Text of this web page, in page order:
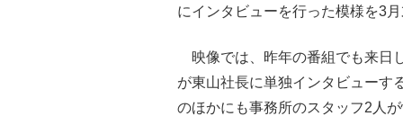
にインタビューを行った模様を3
映像では、昨年の番組でも来日
が東山社長に単独インタビューす
のほかにも事務所のスタッフ2人